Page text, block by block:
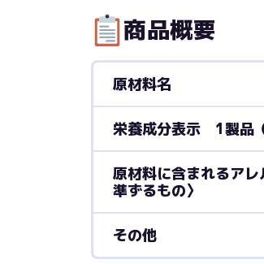
商品概要
原材料名
栄養成分表示 1製品
原材料に含まれるア
準ずるもの〉
その他